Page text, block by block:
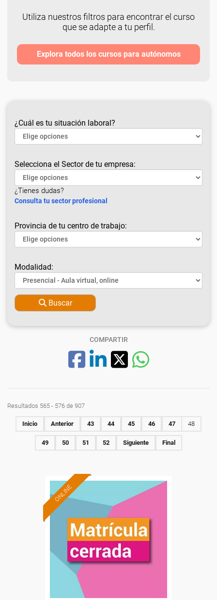
Utiliza nuestros filtros para encontrar el curso
que se adapte a tu perfil.
Explora todos los cursos para autónomos
¿Cuál es tu situación laboral?
Selecciona el Sector de tu empresa:
¿Tienes dudas?
Consulta tu sector profesional
Provincia de tu centro de trabajo:
Modalidad:
Buscar
COMPARTIR
Resultados 565 - 576 de 907
Inicio Anterior 43 44 45 46 47 48
49 50 51 52 Siguiente Final
ONLINE